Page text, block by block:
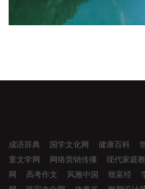
成语辞典 国学文化网 健康百科
童文学网
网络营销传播 现代家庭
网
高考作文 风雅中国 致富经